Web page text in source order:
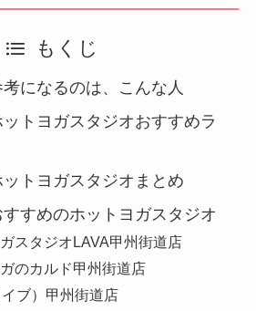
もくじ
になるのは、こんな人
トヨガスタジオおすすめラ
トヨガスタジオまとめ
すめのホットヨガスタジオ
スタジオLAVA甲州街道店
のカルド甲州街道店
ブ）甲州街道店